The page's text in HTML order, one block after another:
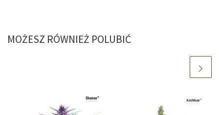
MOŻESZ RÓWNIEŻ POLUBIĆ